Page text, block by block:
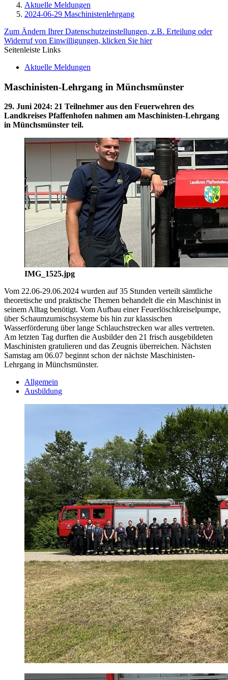
Aktuelle Meldungen
2024-06-29 Maschinistenlehrgang
Zum Ändern Ihrer Datenschutzeinstellungen, z.B. Erteilung oder
Widerruf von Einwilligungen, klicken Sie hier
Seitenleiste Links
Aktuelle Meldungen
Maschinisten-Lehrgang in Münchsmünster
29. Juni 2024: 21 Teilnehmer aus den Feuerwehren des
Landkreises Pfaffenhofen nahmen am Maschinisten-Lehrgang
in Münchsmünster teil.
IMG_1525.jpg
Vom 22.06-29.06.2024 wurden auf 35 Stunden verteilt sämtliche
theoretische und praktische Themen behandelt die ein Maschinist in
seinem Alltag benötigt. Vom Aufbau einer Feuerlöschkreiselpumpe,
über Schaumzumischsysteme bis hin zur klassischen
Wasserförderung über lange Schlauchstrecken war alles vertreten.
Am letzten Tag durften die Ausbilder den 21 frisch ausgebildeten
Maschinisten gratulieren und das Zeugnis überreichen. Nächsten
Samstag am 06.07 beginnt schon der nächste Maschinisten-
Lehrgang in Münchsmünster.
Allgemein
Ausbildung